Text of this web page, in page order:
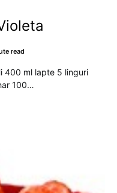
read
400 ml lapte 5 linguri
100…